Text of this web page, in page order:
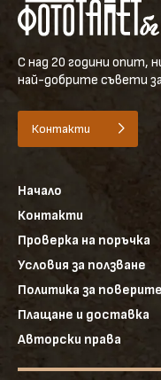
С над 20 години опит,
най-добрите съвети
Контакти
Начало
Контакти
Проверка на поръчка
Условия за ползване
Политика за
Плащане и доставка
Авторски права